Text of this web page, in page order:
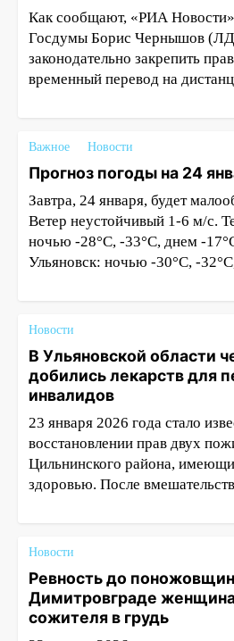
Как сообщают, «РИА
Госдумы Борис Чернышов
законодательно закрепить
временный перевод на
Важное Новости
Прогноз погоды на 24
Завтра, 24 января, будет
Ветер неустойчивый 1-6 м/с.
ночью -28°С, -33°С, днем -
Ульяновск: ночью -30°С, -
Новости
В Ульяновской области
добились лекарств для
инвалидов
23 января 2026 года стало
восстановлении прав двух
Цильнинского района,
здоровью. После
Новости
Ревность до
Димитровграде
сожителя в грудь